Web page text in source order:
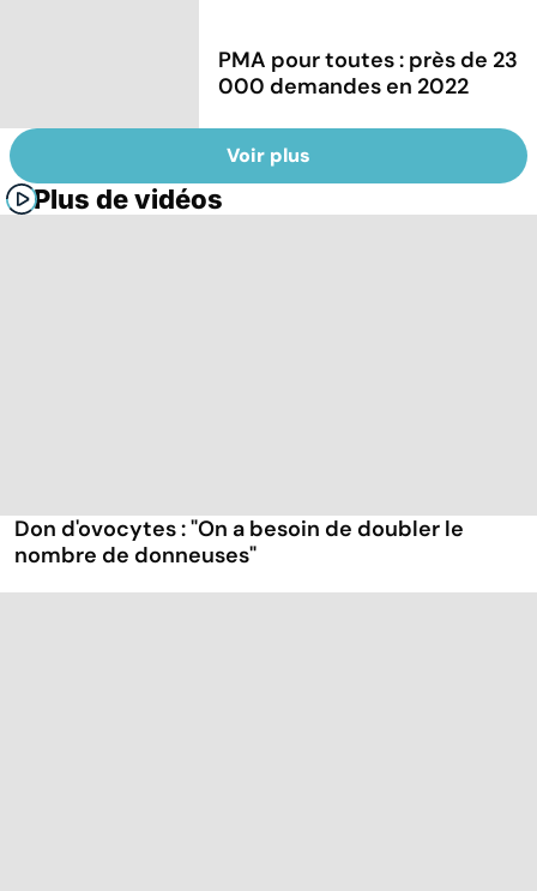
PMA pour toutes : près de 23
000 demandes en 2022
Voir plus
Plus de vidéos
Don d'ovocytes : "On a besoin de doubler le
nombre de donneuses"